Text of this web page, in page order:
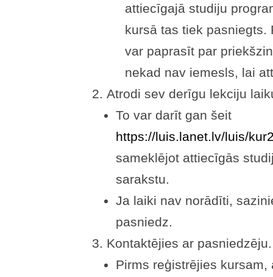
attiecīgajā studiju
kursā tas tiek pasniegts.
var paprasīt par
nekad nav iemesls, lai
Atrodi sev derīgu lekciju
To var darīt gan šeit
https://luis.lanet.lv/luis/
sameklējot attiecīgās
sarakstu.
Ja laiki nav norādīti,
pasniedz.
Kontaktējies ar pasniedzēju.
Pirms reģistrējies